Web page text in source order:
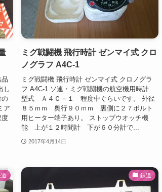
し
の
ア
度
ミグ戦闘機 飛行時計 ゼンマイ式 クロ
ノグラフ A4C-1
ミグ戦闘機 飛行時計 ゼンマイ式 クロノグラ
フ A4C-1 ソ連・ミグ戦闘機の航空機用時計
型式 Ａ４Ｃ－１ 程度中ぐらいです。 外径
８５ｍｍ 奥行９０ｍｍ 裏側に２７ボルト
用ヒーター端子あり。 ストップウオッチ機
能 上が１２時間計 下が６０分計で...
2017年4月14日
鉄道